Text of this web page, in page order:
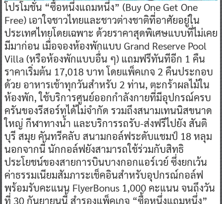
โปรโมชั่น “ซื้อหนึ่งแถมหนึ่ง” (Buy One Get One
Free) เอาใจชาวไทยและชาวต่างชาติที่อาศัยอยู่ใน
ประเทศไทยโดยเฉพาะ ด้วยราคาสุดพิเศษแบบที่ไม่เคย
มีมาก่อน เมื่อจองห้องพักแบบ Grand Reserve Pool
Villa (หรือห้องพักแบบอื่น ๆ) แถมฟรีทันทีอีก 1 คืน
ราคาเริ่มต้น 17,018 บาท โดยแพ็คเกจ 2 คืนประกอบ
ด้วย อาหารเช้าทุกวันสำหรับ 2 ท่าน, ตะกร้าผลไม้ใน
ห้องพัก, ใช้บริการศูนย์ออกกำลังกายที่มีอุปกรณ์ครบ
ครันของรีสอร์ทได้ไม่จำกัด รวมถึงสนามเทนนิสขนาด
ใหญ่ กีฬาทางน้ำ และบริการรถรับ-ส่งฟรีไปยัง สันติ
บุรี สมุย คันทรีคลับ สนามกอล์ฟระดับแชมป์ 18 หลุม
นอกจากนี้ นักกอล์ฟยังสามารถใช้ร่วมกับสิทธิ
ประโยชน์ของสายการบินบางกอกแอร์เวย์ ซึ่งยกเว้น
ค่าธรรมเนียมสัมภาระเช็คอินสำหรับอุปกรณ์กอล์ฟ
พร้อมรับคะแนน FlyerBonus 1,000 คะแนน จนถึงวัน
ที่ 30 กันยายนนี้ สำรองแพ็คเกจ “ซื้อหนึ่งแถมหนึ่ง”